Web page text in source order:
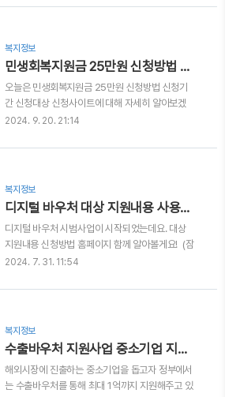
가 사망한 경우에만 지원이 가능합니다. 교육급여
을 바로 조회 하세요!국민연금 납부액 조회👆 국민
니다.국민연금 납부액 조회👆 2. 메인 홈페이지 화
면에서 내 연금 알아보기를 클릭합니다. 3. 가입,
납부내역 조회 메뉴를 클릭합니다. 4. 납입하신 개
월수, 금액 등을 확인할 수 있습니다. 5. 국민연금
상세내역 또한 확인이 가능합니다. 국민연금 지급
개시연령 및 지급일 국민연금은 지급개시연령은
급권이 소멸(사망)하는 날까지 지급하게 되어 있는
복지정보
민생회복지원금 25만원 신청방법 기간 대상 자세히 알아봐요!
오늘은 민생회복지원금 25만원 신청방법 신청기
간 신청대상 신청사이트에 대해 자세히 알아보겠
습니다! 민생회복지원금 25만원국가에서는 민생
금 25만원 지급을 추진하고 있는데요. 경제적 어
로 현재 전국민을 대상으로 지급할 것인지, 일부 국
민만을 지급할 것인지를 놓고 진행중에 있습니다.
자세한 내용 계속 알아볼게요! 민생회복지원금의
시작민생화복지원금은 더불어 민주당 에서 지난 4
월 선거때 경제회복 프로그램으로 나온 지원금 인
데요. 전국민 1인당 25만원에서 최대 4인가구 기
다. 법안은 현재 통과된 상태이지만 두 당에서의
2024. 9. 20. 21:14
복지정보
디지털 바우처 대상 지원내용 사용처 신청방법 홈페이지 안내!
디지털 바우처 시범사업이 시작되었는데요. 대상
지원내용 신청방법 홈페이지 함께 알아볼게요! (잠
깐 ✋) 바쁘신 분은 아래링크를 통해 디지털 바우처
청하기👆 디지털바우처 대상디지털바우처는 새로
주던 이동통신 요금감면이 "디지털 바우처"로 바뀐
것인데요. 디지털바우처 대상은 기존 이동통신 3
사 SKT, KT, LGU+로부터 통신요금을 감면 받고
있는 기초생활수급자를 대상으로 합니다. 이때 기
초생활수급자 중에서도 생계 / 의료 급여 수급자만
2024. 7. 31. 11:54
복지정보
수출바우처 지원사업 중소기업 지원요건 금액 신청방법 알아보기!
해외시장에 진출하는 중소기업을 돕고자 정부에서
는 수출바우처를 통해 최대 1억까지 지원해주고 있